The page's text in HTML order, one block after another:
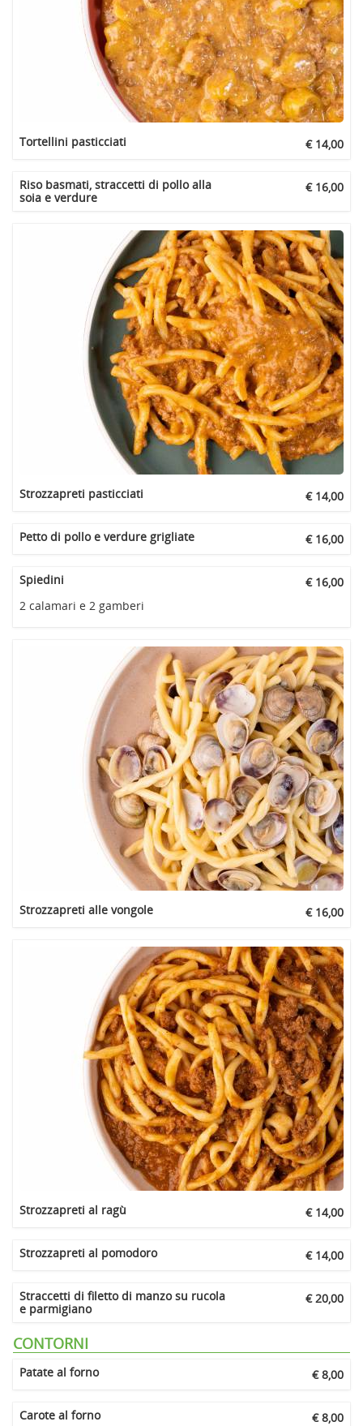
Tortellini pasticciati € 14,00
Riso basmati, straccetti di pollo alla
soia e verdure
€ 16,00
Strozzapreti pasticciati € 14,00
Petto di pollo e verdure grigliate € 16,00
Spiedini
€ 16,00
2 calamari e 2 gamberi
Strozzapreti alle vongole € 16,00
Strozzapreti al ragù € 14,00
Strozzapreti al pomodoro € 14,00
Straccetti di filetto di manzo su rucola
e parmigiano
€ 20,00
CONTORNI
Patate al forno € 8,00
Carote al forno € 8,00